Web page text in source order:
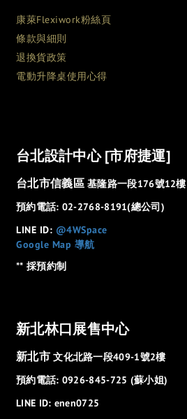
康萊Flexiwork粉絲頁
條款與細則
退換貨政策
電動升降桌使用心得
台北設計中心 [市府捷運]
台北市信義區基隆路一段176號12樓
預約電話: 02-2768-8191(總公司)
LINE ID: @4WSpace
Google Map 導航
** 採預約制
新北林口展售中心
新北市文化北路一段409-1號2樓
預約電話: 0926-845-725 (蘇小姐)
LINE ID: enen0725